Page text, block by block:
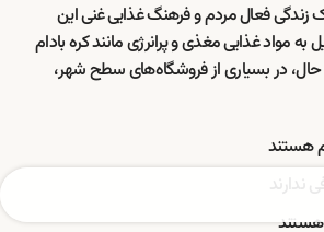
زندگی فعال مردم و فرهنگ غذایی غنی این
مواد غذایی مغذی و پرانرژی مانند کره بادام
حال، در بسیاری از فروشگاه‌های سطح شهر،
هستند
هستند